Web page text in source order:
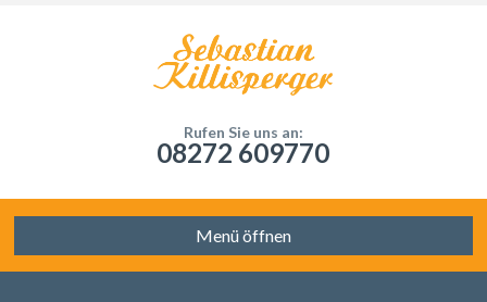
Rufen Sie uns an:
08272 609770
Menü öffnen